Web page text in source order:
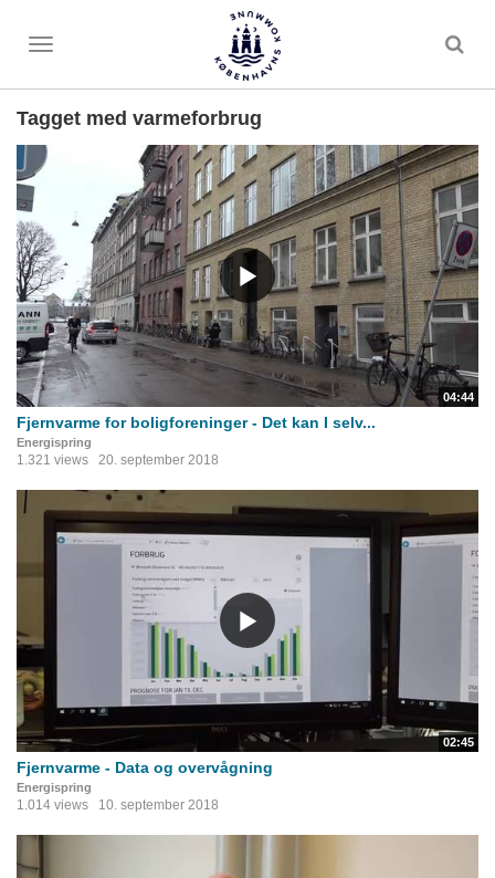
Toggle
Tagget med varmeforbrug
04:44
Fjernvarme for boligforeninger - Det kan I selv...
Energispring
1.321 views 20. september 2018
02:45
Fjernvarme - Data og overvågning
Energispring
1.014 views 10. september 2018